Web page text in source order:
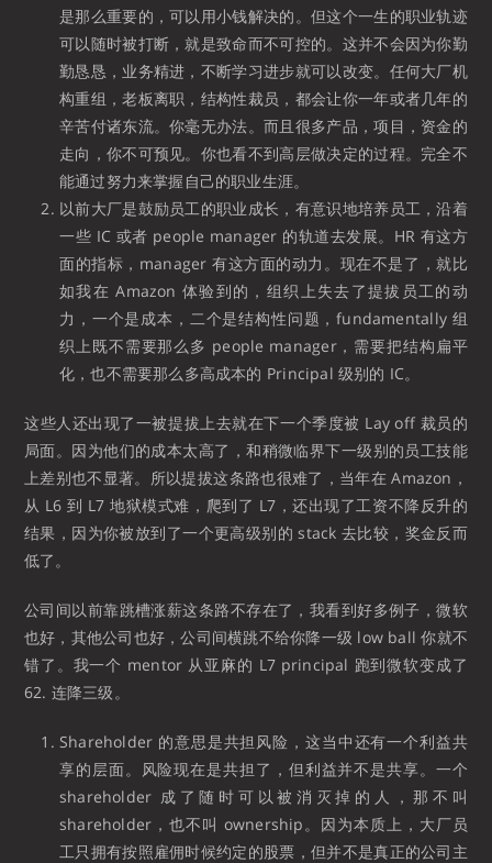
是那么重要的，可以用小钱解决的。但这个一生的职业轨迹
可以随时被打断，就是致命而不可控的。这并不会因为你勤
勤恳恳，业务精进，不断学习进步就可以改变。任何大厂机
构重组，老板离职，结构性裁员，都会让你一年或者几年的
辛苦付诸东流。你毫无办法。而且很多产品，项目，资金的
走向，你不可预见。你也看不到高层做决定的过程。完全不
能通过努力来掌握自己的职业生涯。
以前大厂是鼓励员工的职业成长，有意识地培养员工，沿着
一些 IC 或者 people manager 的轨道去发展。HR 有这方
面的指标，manager 有这方面的动力。现在不是了，就比
如我在 Amazon 体验到的，组织上失去了提拔员工的动
力，一个是成本，二个是结构性问题，fundamentally 组
织上既不需要那么多 people manager，需要把结构扁平
化，也不需要那么多高成本的 Principal 级别的 IC。
这些人还出现了一被提拔上去就在下一个季度被 Lay off 裁员的
局面。因为他们的成本太高了，和稍微临界下一级别的员工技能
上差别也不显著。所以提拔这条路也很难了，当年在 Amazon，
从 L6 到 L7 地狱模式难，爬到了 L7，还出现了工资不降反升的
结果，因为你被放到了一个更高级别的 stack 去比较，奖金反而
低了。
公司间以前靠跳槽涨薪这条路不存在了，我看到好多例子，微软
也好，其他公司也好，公司间横跳不给你降一级 low ball 你就不
错了。我一个 mentor 从亚麻的 L7 principal 跑到微软变成了
62. 连降三级。
Shareholder 的意思是共担风险，这当中还有一个利益共
享的层面。风险现在是共担了，但利益并不是共享。一个
shareholder 成了随时可以被消灭掉的人，那不叫
shareholder，也不叫 ownership。因为本质上，大厂员
工只拥有按照雇佣时候约定的股票，但并不是真正的公司主